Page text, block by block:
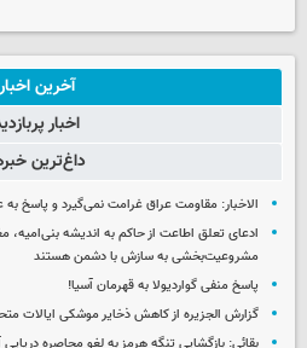
آخرین اخبار
اخبار
داغ‌ترین
الاخبار: مقاومت عراق غرامت نمی‌گیرد و پاسخ
ادعای تعلق اطاعت از حاکم به اندیشه
مشروعیت‌بخشی به سازش با دشمن هستند
پاسخ منفی گواردیولا به قهرمان آسیا!
گزارش الجزیره از کاهش ذخایر موشکی ایالات
بقائی: بازگشایی تنگه هرمز به لغو محاصره